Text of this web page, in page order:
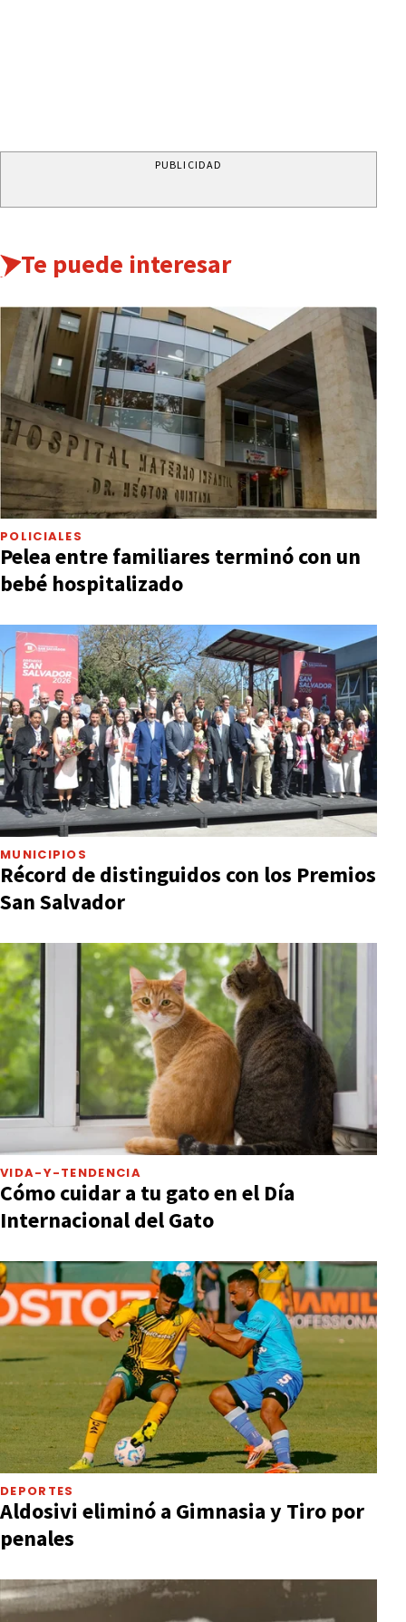
PUBLICIDAD
Te puede interesar
POLICIALES
Pelea entre familiares terminó con un
bebé hospitalizado
MUNICIPIOS
Récord de distinguidos con los Premios
San Salvador
VIDA-Y-TENDENCIA
Cómo cuidar a tu gato en el Día
Internacional del Gato
DEPORTES
Aldosivi eliminó a Gimnasia y Tiro por
penales